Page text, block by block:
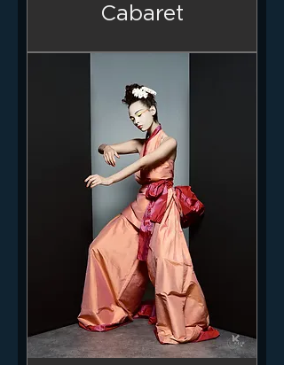
Cabaret